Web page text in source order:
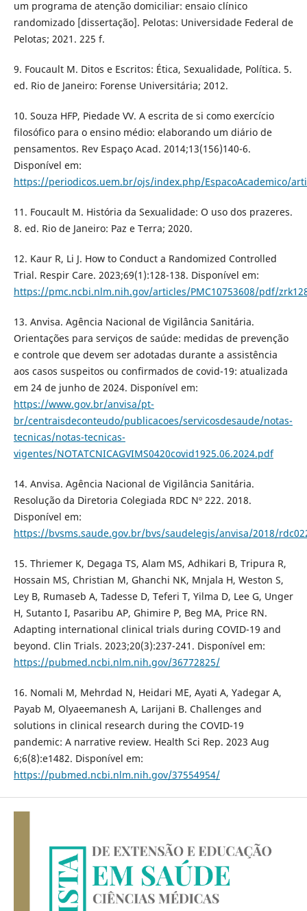
um programa de atenção domiciliar: ensaio clínico
randomizado [dissertação]. Pelotas: Universidade Federal de
Pelotas; 2021. 225 f.
9. Foucault M. Ditos e Escritos: Ética, Sexualidade, Política. 5.
ed. Rio de Janeiro: Forense Universitária; 2012.
10. Souza HFP, Piedade VV. A escrita de si como exercício
filosófico para o ensino médio: elaborando um diário de
pensamentos. Rev Espaço Acad. 2014;13(156)140-6.
Disponível em:
https://periodicos.uem.br/ojs/index.php/EspacoAcademico/
11. Foucault M. História da Sexualidade: O uso dos prazeres.
8. ed. Rio de Janeiro: Paz e Terra; 2020.
12. Kaur R, Li J. How to Conduct a Randomized Controlled
Trial. Respir Care. 2023;69(1):128-138. Disponível em:
https://pmc.ncbi.nlm.nih.gov/articles/PMC10753608/pdf/
13. Anvisa. Agência Nacional de Vigilância Sanitária.
Orientações para serviços de saúde: medidas de prevenção
e controle que devem ser adotadas durante a assistência
aos casos suspeitos ou confirmados de covid-19: atualizada
em 24 de junho de 2024. Disponível em:
https://www.gov.br/anvisa/pt-
br/centraisdeconteudo/publicacoes/servicosdesaude/notas-
tecnicas/notas-tecnicas-
vigentes/NOTATCNICAGVIMS0420covid1925.06.2024.pdf
14. Anvisa. Agência Nacional de Vigilância Sanitária.
Resolução da Diretoria Colegiada RDC Nº 222. 2018.
Disponível em:
https://bvsms.saude.gov.br/bvs/saudelegis/anvisa/2018/
15. Thriemer K, Degaga TS, Alam MS, Adhikari B, Tripura R,
Hossain MS, Christian M, Ghanchi NK, Mnjala H, Weston S,
Ley B, Rumaseb A, Tadesse D, Teferi T, Yilma D, Lee G, Unger
H, Sutanto I, Pasaribu AP, Ghimire P, Beg MA, Price RN.
Adapting international clinical trials during COVID-19 and
beyond. Clin Trials. 2023;20(3):237-241. Disponível em:
https://pubmed.ncbi.nlm.nih.gov/36772825/
16. Nomali M, Mehrdad N, Heidari ME, Ayati A, Yadegar A,
Payab M, Olyaeemanesh A, Larijani B. Challenges and
solutions in clinical research during the COVID-19
pandemic: A narrative review. Health Sci Rep. 2023 Aug
6;6(8):e1482. Disponível em:
https://pubmed.ncbi.nlm.nih.gov/37554954/